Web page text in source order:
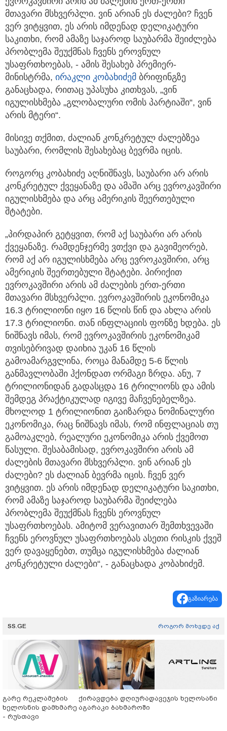
მთავარი მსხვერპლი. ვინ არიან ეს ძალები? ჩვენ
ვერ ვიტყვით, ეს არის იმდენად დელიკატური
საკითხი, რომ ამაზე საჯაროდ საუბარმა შეიძლება
პრობლემა შეუქმნას ჩვენს ეროვნულ
უსაფრთხოებას, - ამის შესახებ პრემიერ-
მინისტრმა, ირაკლი კობახიძემ ბრიფინგზე
განაცხადა, რითაც უპასუხა კითხვას, „ვინ
იგულისხმება „გლობალური ომის პარტიაში“, ვინ
არის მტერი“.
მისივე თქმით, ძალიან კონკრეტულ ძალებზეა
საუბარი, რომლის შესახებაც ბევრმა იცის.
როგორც კობახიძე აღნიშნავს, საუბარი არ არის
კონკრეტულ ქვეყანაზე და ამაში არც ევროკავშირი
იგულისხმება და არც ამერიკის შეერთებული
შტატები.
„პირდაპირ გეტყვით, რომ აქ საუბარი არ არის
ქვეყანაზე. რამდენჯერმე ვთქვი და გავიმეორებ,
რომ აქ არ იგულისხმება არც ევროკავშირი, არც
ამერიკის შეერთებული შტატები. პირიქით
ევროკავშირი არის ამ ძალების ერთ-ერთი
მთავარი მსხვერპლი. ევროკავშირის ეკონომიკა
16.3 ტრილიონი იყო 16 წლის წინ და ახლა არის
17.3 ტრილიონი. თან ინფლაციის ფონზე ხდება. ეს
ნიშნავს იმას, რომ ევროკავშირის ეკონომიკამ
თვისებრივად დაიხია უკან 16 წლის
გამოამარგვლინა, როცა მანამდე 5-6 წლის
განმავლობაში ჰქონდათ ორმაგი ზრდა. ანუ, 7
ტრილიონიდან გადასცდა 16 ტრილიონს და ამის
შემდეგ პრაქტიკულად იგივე მაჩვენებელზეა.
მხოლოდ 1 ტრილიონით გაიზარდა ნომინალური
ეკონომიკა, რაც ნიშნავს იმას, რომ ინფლაციას თუ
გამოაკლებ, რეალური ეკონომიკა არის ქვემოთ
წასული. შესაბამისად, ევროკავშირი არის ამ
ძალების მთავარი მსხვერპლი. ვინ არიან ეს
ძალები? ეს ძალიან ბევრმა იცის. ჩვენ ვერ
ვიტყვით. ეს არის იმდენად დელიკატური საკითხი,
რომ ამაზე საჯაროდ საუბარმა შეიძლება
პრობლემა შეუქმნას ჩვენს ეროვნულ
უსაფრთხოებას. ამიტომ ვერავითარ შემთხვევაში
ჩვენს ეროვნულ უსაფრთხოებას ასეთი რისკის ქვეშ
ვერ დავაყენებთ, თუმცა იგულისხმება ძალიან
კონკრეტული ძალები“, - განაცხადა კობახიძემ.
გაზიარება
SS.GE როგორ მოხვდე აქ
გარე რეკლამების
ხელოსნის დამხმარე
- რუსთავი
ქირავდება დღიურად
აგარაკი ბახმაროში
ავეჯის ხელოსანი